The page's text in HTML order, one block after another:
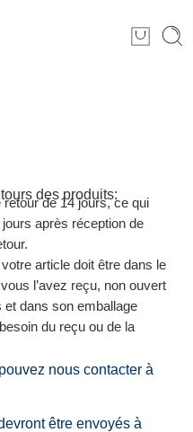
des produits:
de 14 jours, ce qui
après réception de
article doit être dans le
l’avez reçu, non ouvert
et dans son emballage
du reçu ou de la
nous contacter à
être envoyés à